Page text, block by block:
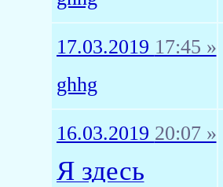
17.03.2019 17:45 »
ghhg
16.03.2019 20:07 »
Я здесь